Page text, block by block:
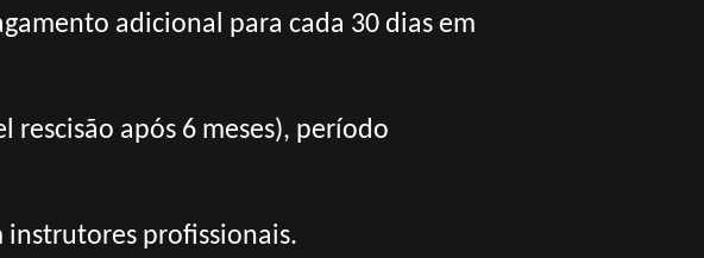
adicional para cada 30 dias em
após 6 meses), período
profissionais.